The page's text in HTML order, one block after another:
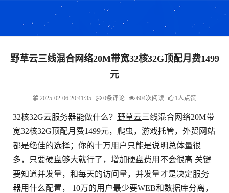
野草云三线混合网络20M带宽32核32G顶配月费1499
元
2025-02-06 20:41:35 0条评论 604次阅读 1人点赞
32核32G云服务器能做什么？ 野草云三线混合网络20M带
宽32核32G顶配月费1499元，爬虫，游戏托管，外贸网站
都是绝佳的选择；你的十万用户只能是说明总体量很
多，只要硬盘够大就行了，增加硬盘费用不会很高 关键
要知道并发量，和每天的访问量，并发量才是决定服务
器用什么配置， 10万的用户最少要WEB和数据库分离，